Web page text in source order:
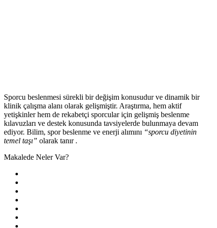
Sporcu beslenmesi sürekli bir değişim konusudur ve dinamik bir
klinik çalışma alanı olarak gelişmiştir. Araştırma, hem aktif
yetişkinler hem de rekabetçi sporcular için gelişmiş beslenme
kılavuzları ve destek konusunda tavsiyelerde bulunmaya devam
ediyor. Bilim, spor beslenme ve enerji alımını “sporcu diyetinin
temel taşı” olarak tanır.
Makalede Neler Var?